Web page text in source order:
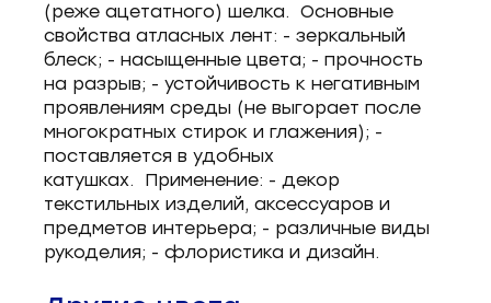
(реже ацетатного) шелка. Основные
свойства атласных лент: - зеркальный
блеск; - насыщенные цвета; - прочность
на разрыв; - устойчивость к негативным
проявлениям среды (не выгорает после
многократных стирок и глажения); -
поставляется в удобных
катушках. Применение: - декор
текстильных изделий, аксессуаров и
предметов интерьера; - различные виды
рукоделия; - флористика и дизайн.